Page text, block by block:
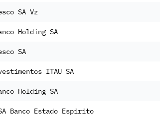
SA Vz
Holding SA
SA
ITAU SA
Holding SA
Banco Estado Espirito